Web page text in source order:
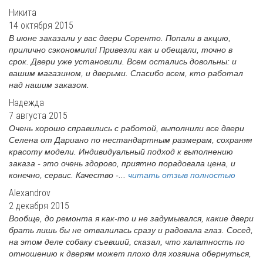
Никита
14 октября 2015
В июне заказали у вас двери Соренто. Попали в акцию,
прилично сэкономили! Привезли как и обещали, точно в
срок. Двери уже установили. Всем остались довольны: и
вашим магазином, и дверьми. Спасибо всем, кто работал
над нашим заказом.
Надежда
7 августа 2015
Очень хорошо справились с работой, выполнили все двери
Селена от Дариано по нестандартным размерам, сохраняя
красоту модели. Индивидуальный подход к выполнению
заказа - это очень здорово, приятно порадовала цена, и
конечно, сервис. Качество -... читать отзыв полностью
Alexandrov
2 декабря 2015
Вообще, до ремонта я как-то и не задумывался, какие двери
брать лишь бы не отвалилась сразу и радовала глаз. Сосед,
на этом деле собаку съевший, сказал, что халатность по
отношению к дверям может плохо для хозяина обернуться,